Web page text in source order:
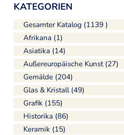
KATEGORIEN
Gesamter Katalog (1139 )
Afrikana (1)
Asiatika (14)
Außereuropäische Kunst (27)
Gemälde (204)
Glas & Kristall (49)
Grafik (155)
Historika (86)
Keramik (15)